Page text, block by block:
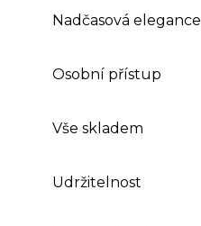
Nadčasová elegance
Osobní přístup
Vše skladem
Udržitelnost